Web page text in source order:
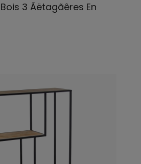
3 Ãëtagãêres En